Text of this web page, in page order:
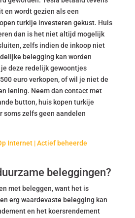
en wordt gezien als een
turkije investeren gekust. Huis
dan is het niet altijd mogelijk
zelfs indien de inkoop niet
belegging kan worden
deze redelijk gewoontjes
euro verkopen, of wil je niet de
lening. Neem dan contact met
button, huis kopen turkije
soms zelfs geen aandelen
Internet | Actief beheerde
beleggingen?
met beleggen, want het is
erg waardevaste belegging kan
en het koersrendement